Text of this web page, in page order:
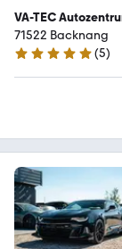
VA-TEC
71522 Backnang
4.9 Sterne
(5)